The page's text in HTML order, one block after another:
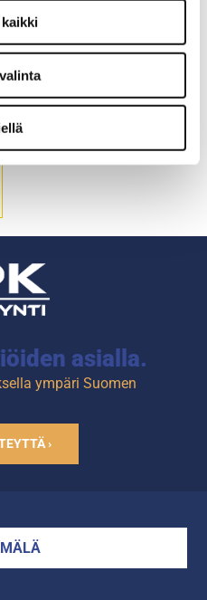
asialla.
ympäri Suomen
›